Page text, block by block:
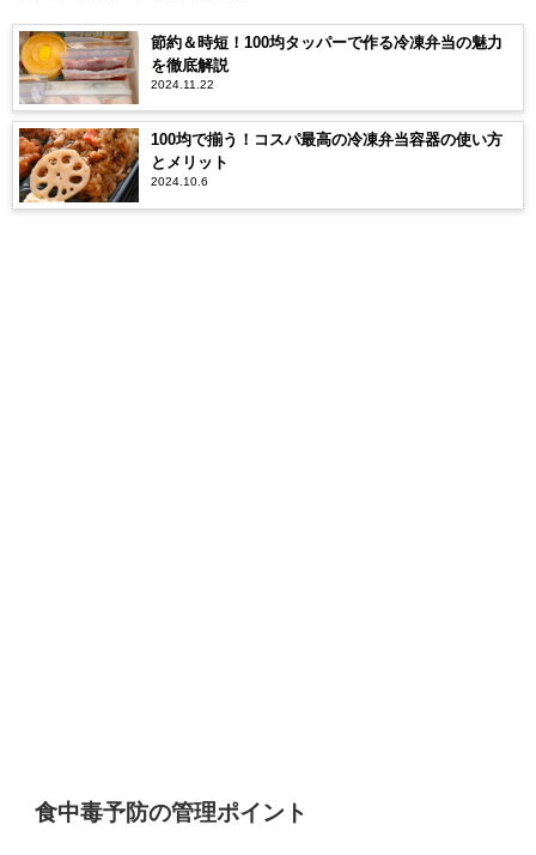
節約＆時短！100均タッパーで作る冷凍弁当の魅力
を徹底解説
2024.11.22
100均で揃う！コスパ最高の冷凍弁当容器の使い方
とメリット
2024.10.6
食中毒予防の管理ポイント